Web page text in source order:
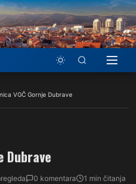
VGČ Gornje Dubrave
Dubrave
0 komentara 1 min čitanja